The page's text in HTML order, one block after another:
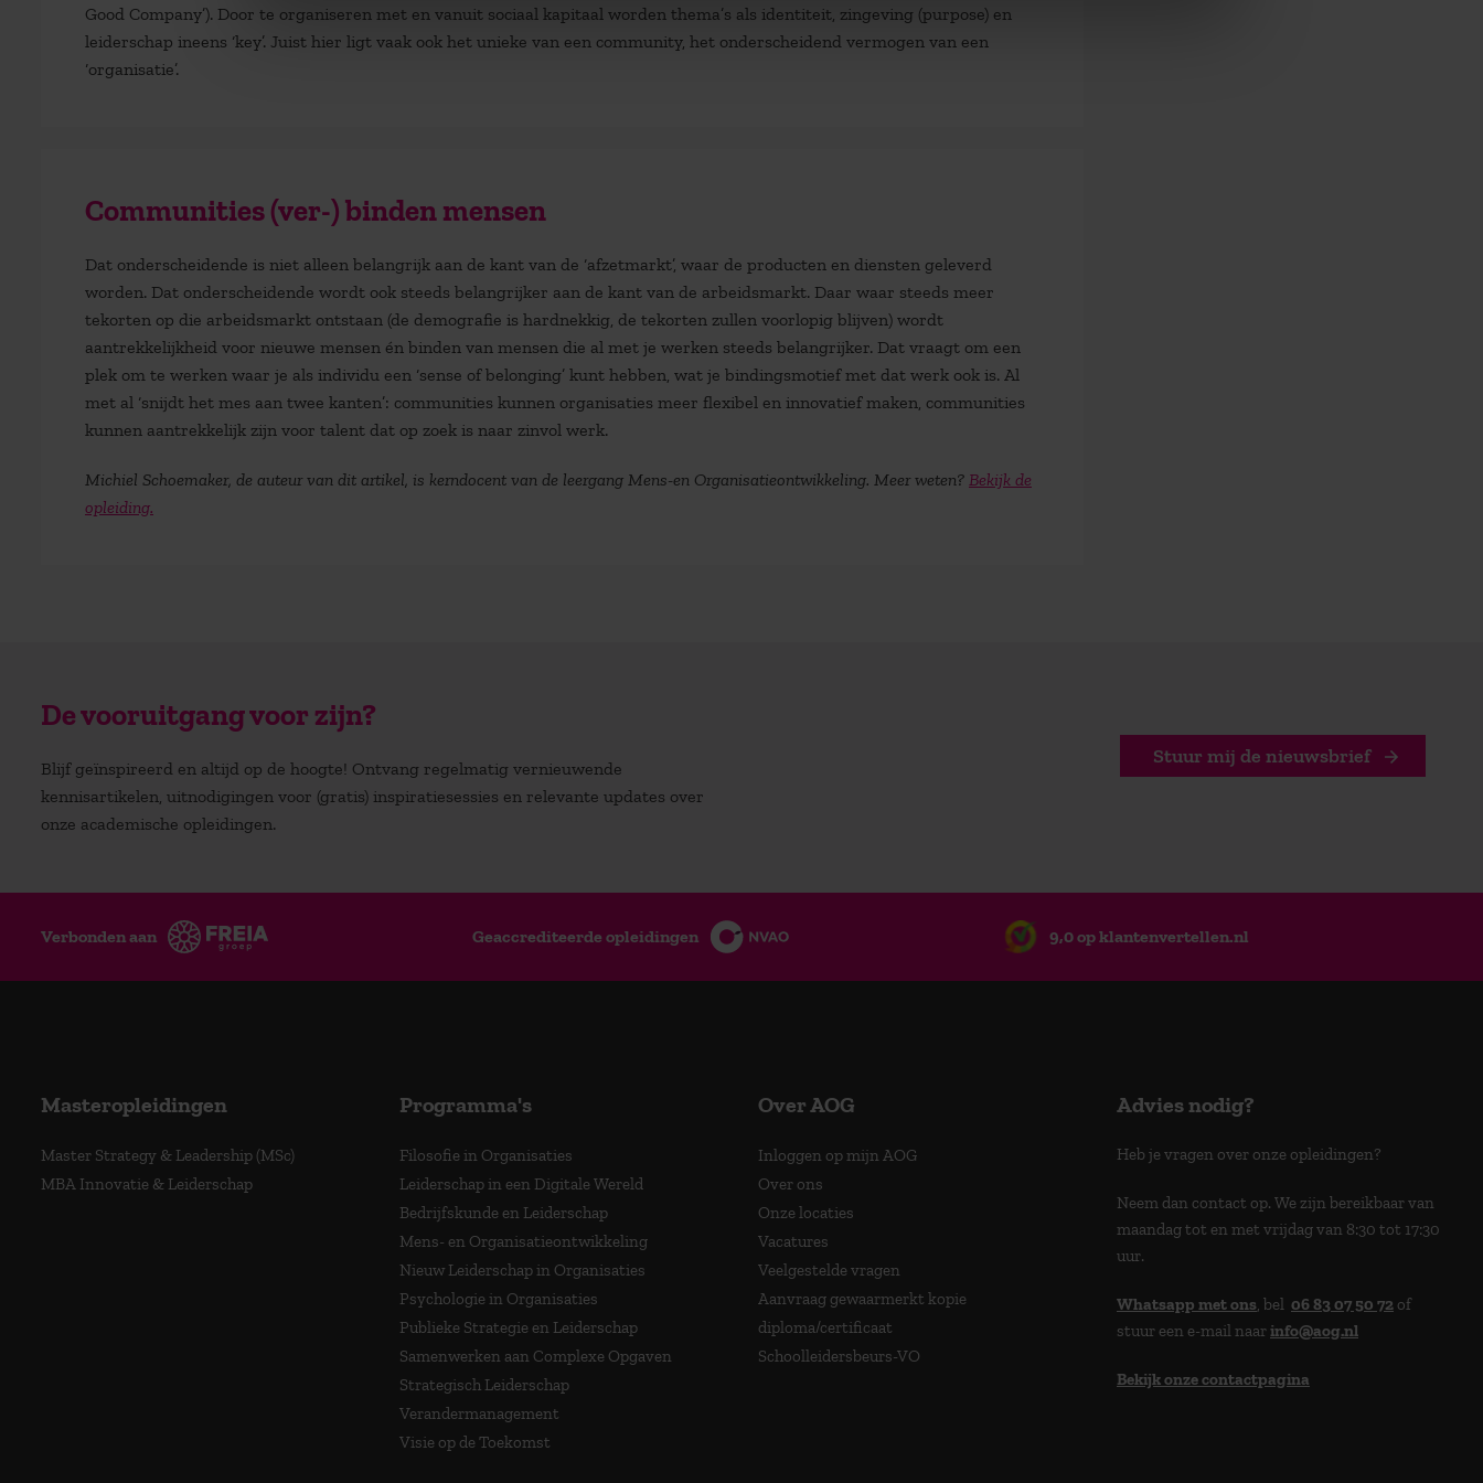
Good Company’). Door te organiseren met en vanuit sociaal kapitaal worden thema’s als identiteit, zingeving (purpose) en
leiderschap ineens ‘key’. Juist hier ligt vaak ook het unieke van een community, het onderscheidend vermogen van een
‘organisatie’.
Communities (ver-) binden mensen
Dat onderscheidende is niet alleen belangrijk aan de kant van de ‘afzetmarkt’, waar de producten en diensten geleverd
worden. Dat onderscheidende wordt ook steeds belangrijker aan de kant van de arbeidsmarkt. Daar waar steeds meer
tekorten op die arbeidsmarkt ontstaan (de demografie is hardnekkig, de tekorten zullen voorlopig blijven) wordt
aantrekkelijkheid voor nieuwe mensen én binden van mensen die al met je werken steeds belangrijker. Dat vraagt om een
plek om te werken waar je als individu een ‘sense of belonging’ kunt hebben, wat je bindingsmotief met dat werk ook is. Al
met al ‘snijdt het mes aan twee kanten’: communities kunnen organisaties meer flexibel en innovatief maken, communities
kunnen aantrekkelijk zijn voor talent dat op zoek is naar zinvol werk.
Michiel Schoemaker, de auteur van dit artikel, is kerndocent van de leergang Mens-en Organisatieontwikkeling. Meer weten? Bekijk de
opleiding.
De vooruitgang voor zijn?
Blijf geïnspireerd en altijd op de hoogte! Ontvang regelmatig vernieuwende
kennisartikelen, uitnodigingen voor (gratis) inspiratiesessies en relevante updates over
onze academische opleidingen.
Stuur mij de nieuwsbrief
Verbonden aan Geaccrediteerde opleidingen 9,0 op klantenvertellen.nl
Masteropleidingen
Master Strategy & Leadership (MSc)
MBA Innovatie & Leiderschap
Programma's
Filosofie in Organisaties
Leiderschap in een Digitale Wereld
Bedrijfskunde en Leiderschap
Mens- en Organisatieontwikkeling
Nieuw Leiderschap in Organisaties
Psychologie in Organisaties
Publieke Strategie en Leiderschap
Samenwerken aan Complexe Opgaven
Strategisch Leiderschap
Verandermanagement
Visie op de Toekomst
Over AOG
Inloggen op mijn AOG
Over ons
Onze locaties
Vacatures
Veelgestelde vragen
Aanvraag gewaarmerkt kopie
diploma/certificaat
Schoolleidersbeurs-VO
Advies nodig?
Heb je vragen over onze opleidingen?
Neem dan contact op. We zijn bereikbaar van
maandag tot en met vrijdag van 8:30 tot 17:30
uur.
Whatsapp met ons , bel 06 83 07 50 72 of
stuur een e-mail naarinfo@aog.nl
Bekijk onze contactpagina